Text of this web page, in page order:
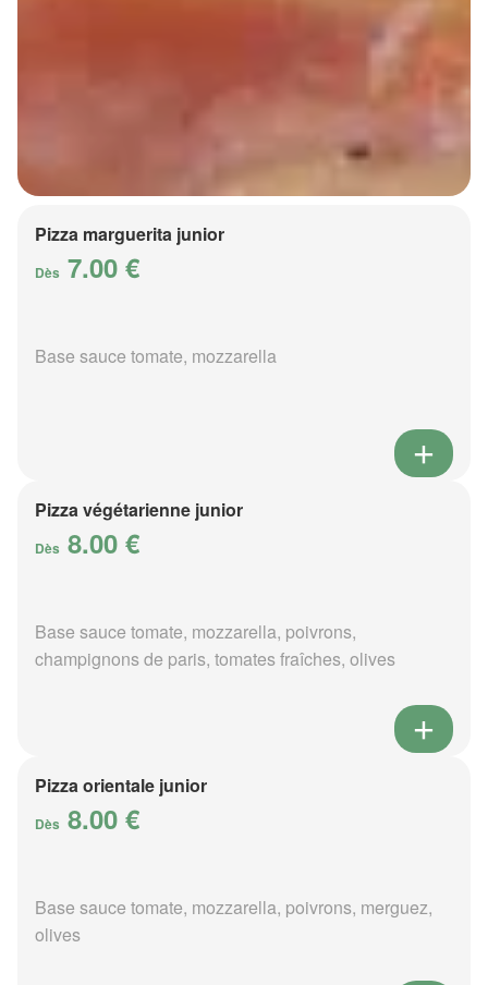
Pizza marguerita junior
Dès 7.00 €
Base sauce tomate, mozzarella
Pizza végétarienne junior
Dès 8.00 €
Base sauce tomate, mozzarella, poivrons,
champignons de paris, tomates fraîches, olives
Pizza orientale junior
Dès 8.00 €
Base sauce tomate, mozzarella, poivrons, merguez,
olives